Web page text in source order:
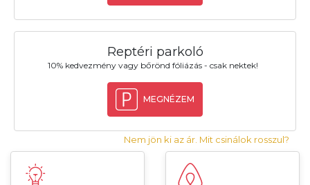
Reptéri parkoló
10% kedvezmény vagy bőrönd fóliázás - csak nektek!
MEGNÉZEM
Nem jön ki az ár. Mit csinálok rosszul?